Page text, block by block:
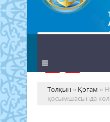
Толқын » Қоғам »
қосымшасында